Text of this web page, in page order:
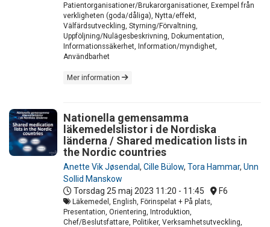
Patientorganisationer/Brukarorganisationer, Exempel från
verkligheten (goda/dåliga), Nytta/effekt,
Välfärdsutveckling, Styrning/Förvaltning,
Uppföljning/Nulägesbeskrivning, Dokumentation,
Informationssäkerhet, Information/myndighet,
Användbarhet
Mer information
Nationella gemensamma
läkemedelslistor i de Nordiska
länderna / Shared medication lists in
the Nordic countries
Anette Vik Jøsendal , Cille Bülow, Tora Hammar, Unn
Sollid Manskow
Torsdag 25 maj 2023 11:20 - 11:45 F6
Läkemedel, English, Förinspelat + På plats,
Presentation, Orientering, Introduktion,
Chef/Beslutsfattare, Politiker, Verksamhetsutveckling,